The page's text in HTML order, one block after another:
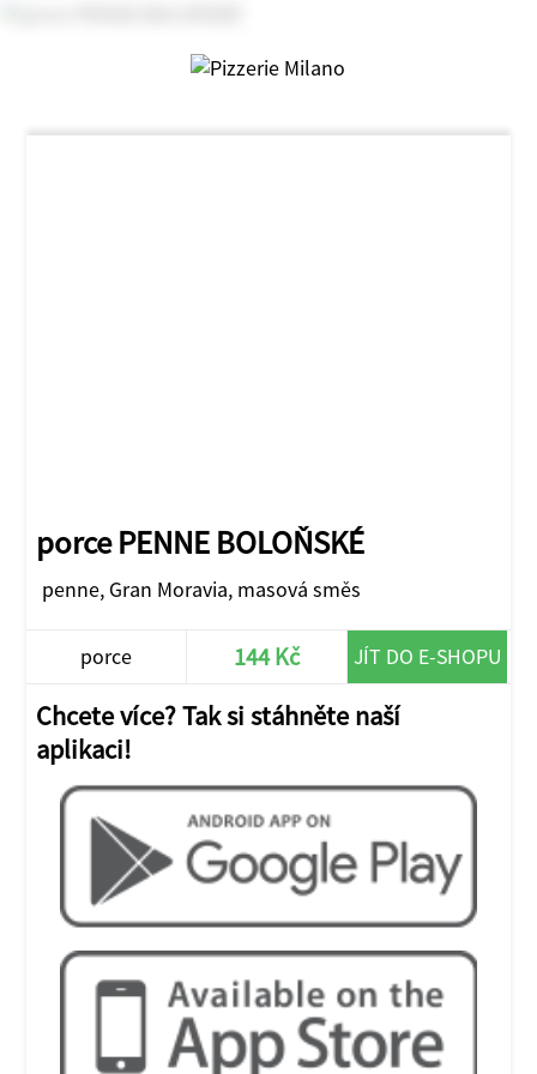
porce PENNE BOLOŇSKÉ
penne, Gran Moravia, masová směs
porce 144 Kč JÍT DO E-SHOPU
Chcete více? Tak si stáhněte naší
aplikaci!